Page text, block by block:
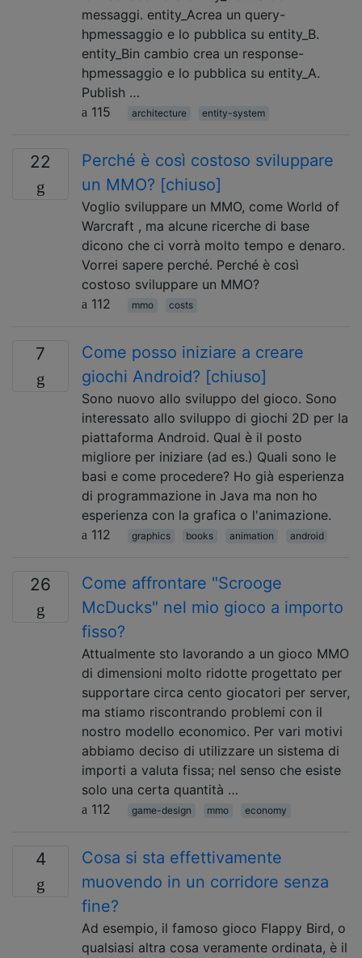
messaggi. entity_Acrea un query-
hpmessaggio e lo pubblica su entity_B.
entity_Bin cambio crea un response-
hpmessaggio e lo pubblica su entity_A.
Publish …
115
architecture entity-system
22
Perché è così costoso sviluppare
un MMO? [chiuso]
Voglio sviluppare un MMO, come World of
Warcraft , ma alcune ricerche di base
dicono che ci vorrà molto tempo e denaro.
Vorrei sapere perché. Perché è così
costoso sviluppare un MMO?
112
mmo costs
7
Come posso iniziare a creare
giochi Android? [chiuso]
Sono nuovo allo sviluppo del gioco. Sono
interessato allo sviluppo di giochi 2D per la
piattaforma Android. Qual è il posto
migliore per iniziare (ad es.) Quali sono le
basi e come procedere? Ho già esperienza
di programmazione in Java ma non ho
esperienza con la grafica o l'animazione.
112
graphics books animation android
26
Come affrontare "Scrooge
McDucks" nel mio gioco a importo
fisso?
Attualmente sto lavorando a un gioco MMO
di dimensioni molto ridotte progettato per
supportare circa cento giocatori per server,
ma stiamo riscontrando problemi con il
nostro modello economico. Per vari motivi
abbiamo deciso di utilizzare un sistema di
importi a valuta fissa; nel senso che esiste
solo una certa quantità …
112
game-design mmo economy
4
Cosa si sta effettivamente
muovendo in un corridore senza
fine?
Ad esempio, il famoso gioco Flappy Bird, o
qualsiasi altra cosa veramente ordinata, è il